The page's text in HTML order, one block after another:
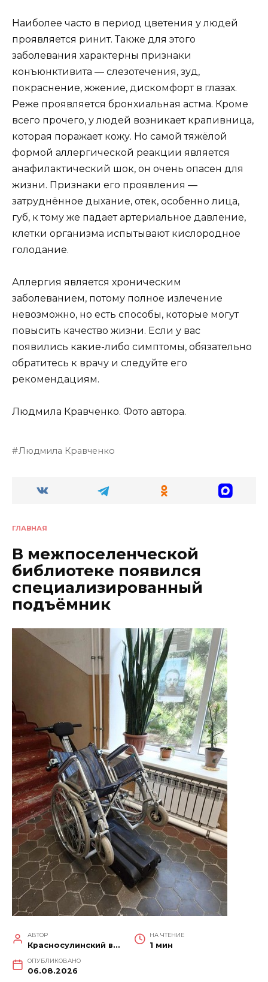
Наиболее часто в период цветения у людей
проявляется ринит. Также для этого
заболевания характерны признаки
конъюнктивита — слезотечения, зуд,
покраснение, жжение, дискомфорт в глазах.
Реже проявляется бронхиальная астма. Кроме
всего прочего, у людей возникает крапивница,
которая поражает кожу. Но самой тяжёлой
формой аллергической реакции является
анафилактический шок, он очень опасен для
жизни. Признаки его проявления —
затруднённое дыхание, отек, особенно лица,
губ, к тому же падает артериальное давление,
клетки организма испытывают кислородное
голодание.
Аллергия является хроническим
заболеванием, потому полное излечение
невозможно, но есть способы, которые могут
повысить качество жизни. Если у вас
появились какие-либо симптомы, обязательно
обратитесь к врачу и следуйте его
рекомендациям.
Людмила Кравченко. Фото автора.
Людмила Кравченко
ГЛАВНАЯ
В межпоселенческой
библиотеке появился
специализированный
подъёмник
АВТОР
Красносулинский вестник
НА ЧТЕНИЕ
1 мин
ОПУБЛИКОВАНО
06.08.2026